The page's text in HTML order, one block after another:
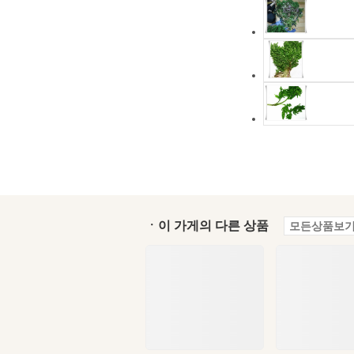
ㆍ이 가게의 다른 상품 모든상품보